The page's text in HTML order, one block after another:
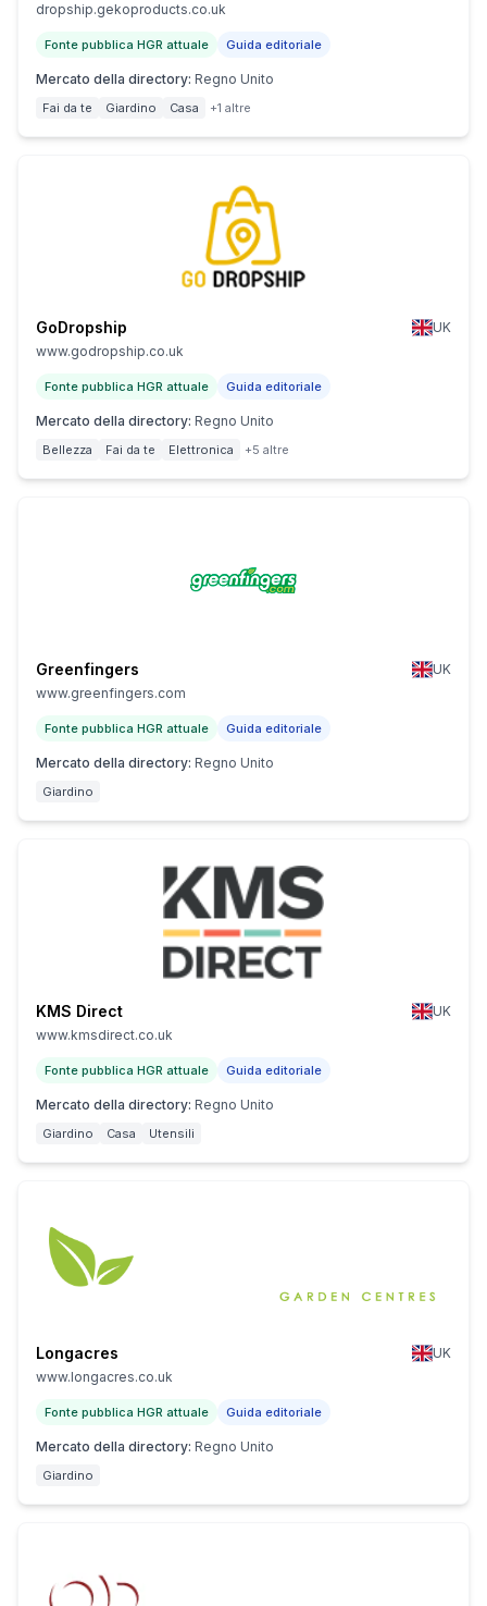
dropship.gekoproducts.co.uk
Fonte pubblica HGR attuale Guida editoriale
Mercato della directory: Regno Unito
Fai da te Giardino Casa +1 altre
GoDropship
UK
www.godropship.co.uk
Fonte pubblica HGR attuale Guida editoriale
Mercato della directory: Regno Unito
Bellezza Fai da te Elettronica +5 altre
Greenfingers
UK
www.greenfingers.com
Fonte pubblica HGR attuale Guida editoriale
Mercato della directory: Regno Unito
Giardino
KMS Direct
UK
www.kmsdirect.co.uk
Fonte pubblica HGR attuale Guida editoriale
Mercato della directory: Regno Unito
Giardino Casa Utensili
Longacres
UK
www.longacres.co.uk
Fonte pubblica HGR attuale Guida editoriale
Mercato della directory: Regno Unito
Giardino